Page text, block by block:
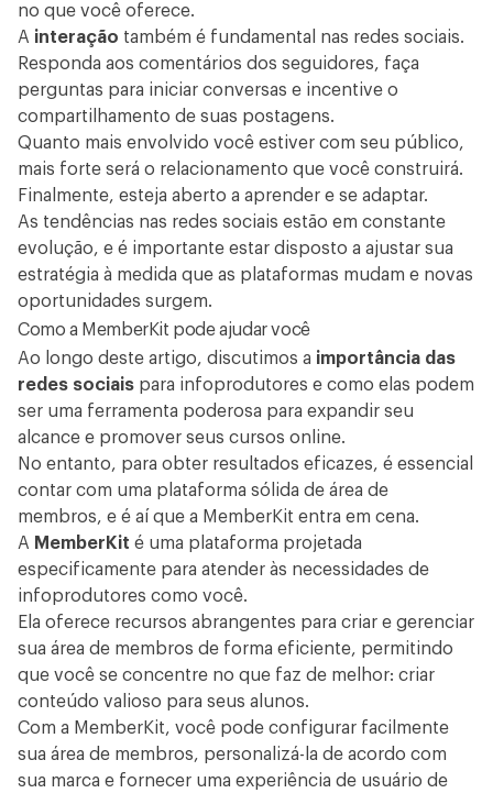
no que você oferece.
A interação também é fundamental nas redes sociais.
Responda aos comentários dos seguidores, faça
perguntas para iniciar conversas e incentive o
compartilhamento de suas postagens.
Quanto mais envolvido você estiver com seu público,
mais forte será o relacionamento que você construirá.
Finalmente, esteja aberto a aprender e se adaptar.
As tendências nas redes sociais estão em constante
evolução, e é importante estar disposto a ajustar sua
estratégia à medida que as plataformas mudam e novas
oportunidades surgem.
Como a MemberKit pode ajudar você
Ao longo deste artigo, discutimos a importância das
redes sociais para infoprodutores e como elas podem
ser uma ferramenta poderosa para expandir seu
alcance e promover seus cursos online.
No entanto, para obter resultados eficazes, é essencial
contar com uma plataforma sólida de área de
membros, e é aí que a MemberKit entra em cena.
A MemberKit é uma plataforma projetada
especificamente para atender às necessidades de
infoprodutores como você.
Ela oferece recursos abrangentes para criar e gerenciar
sua área de membros de forma eficiente, permitindo
que você se concentre no que faz de melhor: criar
conteúdo valioso para seus alunos.
Com a MemberKit, você pode configurar facilmente
sua área de membros, personalizá-la de acordo com
sua marca e fornecer uma experiência de usuário de